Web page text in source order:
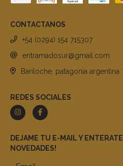
CONTACTANOS
+54 (0294) 154 715307
entramadosur@gmail.com
Bariloche, patagonia argentina
REDES SOCIALES
DEJAME TU E-MAIL Y
NOVEDADES!